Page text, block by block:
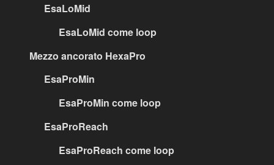
EsaLoMid
EsaLoMid come loop
Mezzo ancorato HexaPro
EsaProMin
EsaProMin come loop
EsaProReach
EsaProReach come loop